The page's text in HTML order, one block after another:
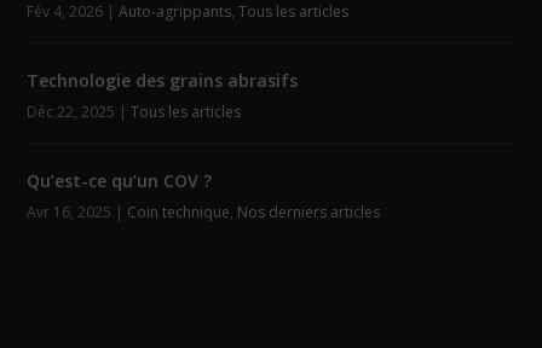
Fév 4, 2026 |Auto-agrippants,Tous les articles
Technologie des grains abrasifs
Déc 22, 2025 |Tous les articles
Qu’est-ce qu’un COV ?
Avr 16, 2025 | Coin technique, Nos derniers articles